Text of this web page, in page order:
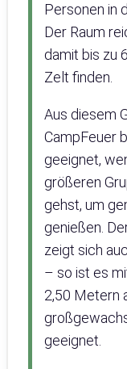
Personen in
Der Raum
damit bis zu
Zelt finden.
Aus diesem
CampFeuer
geeignet,
größeren
gehst, um
genießen.
zeigt sich
– so ist es
2,50 Metern
geeignet.